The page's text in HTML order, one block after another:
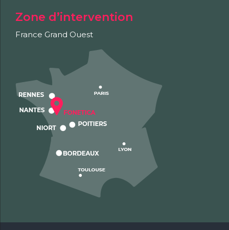
Zone d’intervention
France Grand Ouest